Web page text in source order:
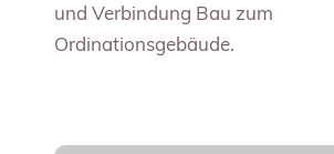
und Verbindung Bau zum
Ordinationsgebäude.